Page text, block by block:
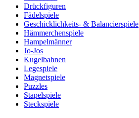
Drückfiguren
Fädelspiele
Geschicklichkeits- & Balancierspiele
Hämmerchenspiele
Hampelmänner
Jo-Jos
Kugelbahnen
Legespiele
Magnetspiele
Puzzles
Stapelspiele
Steckspiele